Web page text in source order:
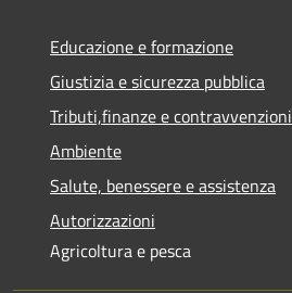
Educazione e formazione
Giustizia e sicurezza pubblica
Tributi,finanze e contravvenzioni
Ambiente
Salute, benessere e assistenza
Autorizzazioni
Agricoltura e pesca